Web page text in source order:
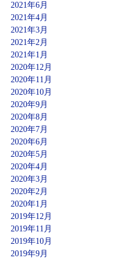
2021年6月
2021年4月
2021年3月
2021年2月
2021年1月
2020年12月
2020年11月
2020年10月
2020年9月
2020年8月
2020年7月
2020年6月
2020年5月
2020年4月
2020年3月
2020年2月
2020年1月
2019年12月
2019年11月
2019年10月
2019年9月